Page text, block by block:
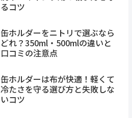
るコツ
缶ホルダーをニトリで選ぶなら
どれ？350ml・500mlの違いと
口コミの注意点
缶ホルダーは布が快適！軽くて
冷たさを守る選び方と失敗しな
いコツ